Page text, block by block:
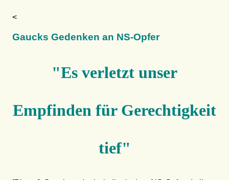
<
Gaucks Gedenken an NS-Opfer
"Es verletzt unser
Empfinden für Gerechtigkeit
tief"